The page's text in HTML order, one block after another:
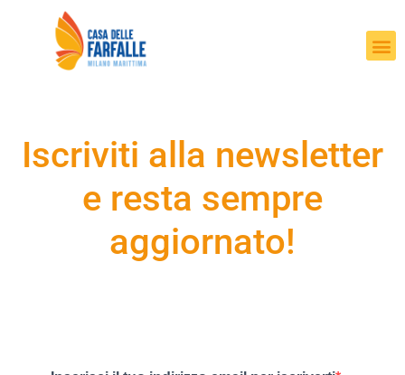
Iscriviti alla newsletter
e resta sempre
aggiornato!